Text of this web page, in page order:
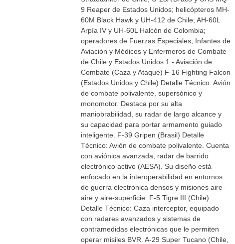
9 Reaper de Estados Unidos; helicópteros MH-
60M Black Hawk y UH-412 de Chile; AH-60L
Arpía IV y UH-60L Halcón de Colombia;
operadores de Fuerzas Especiales, Infantes de
Aviación y Médicos y Enfermeros de Combate
de Chile y Estados Unidos 1.- Aviación de
Combate (Caza y Ataque) F-16 Fighting Falcon
(Estados Unidos y Chile) Detalle Técnico: Avión
de combate polivalente, supersónico y
monomotor. Destaca por su alta
maniobrabilidad, su radar de largo alcance y
su capacidad para portar armamento guiado
inteligente. F-39 Gripen (Brasil) Detalle
Técnico: Avión de combate polivalente. Cuenta
con aviónica avanzada, radar de barrido
electrónico activo (AESA). Su diseño está
enfocado en la interoperabilidad en entornos
de guerra electrónica densos y misiones aire-
aire y aire-superficie. F-5 Tigre III (Chile)
Detalle Técnico: Caza interceptor, equipado
con radares avanzados y sistemas de
contramedidas electrónicas que le permiten
operar misiles BVR. A-29 Super Tucano (Chile,